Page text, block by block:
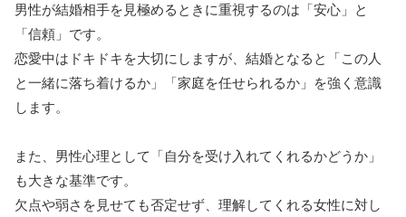
男性が結婚相手を見極めるときに重視するのは「安心」と
「信頼」です。
恋愛中はドキドキを大切にしますが、結婚となると「この人
と一緒に落ち着けるか」「家庭を任せられるか」を強く意識
します。
また、男性心理として「自分を受け入れてくれるかどうか」
も大きな基準です。
欠点や弱さを見せても否定せず、理解してくれる女性に対し